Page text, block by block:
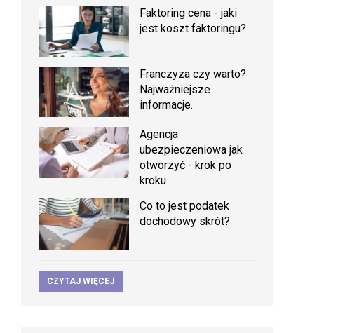
Faktoring cena - jaki
jest koszt faktoringu?
Franczyza czy warto?
Najważniejsze
informacje.
Agencja
ubezpieczeniowa jak
otworzyć - krok po
kroku
Co to jest podatek
dochodowy skrót?
CZYTAJ WIĘCEJ